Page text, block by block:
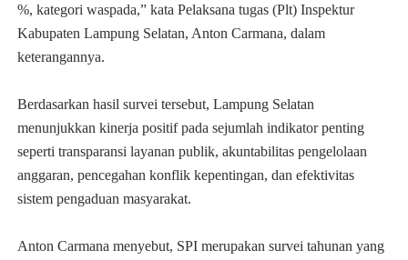
%, kategori waspada,” kata Pelaksana tugas (Plt) Inspektur
Kabupaten Lampung Selatan, Anton Carmana, dalam
keterangannya.
Berdasarkan hasil survei tersebut, Lampung Selatan
menunjukkan kinerja positif pada sejumlah indikator penting
seperti transparansi layanan publik, akuntabilitas pengelolaan
anggaran, pencegahan konflik kepentingan, dan efektivitas
sistem pengaduan masyarakat.
Anton Carmana menyebut, SPI merupakan survei tahunan yang